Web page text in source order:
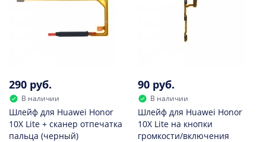
290 руб.
В наличии
Шлейф для Huawei Honor
10X Lite + сканер отпечатка
пальца (черный)
90 руб.
В наличии
Шлейф для Huawei Honor
10X Lite на кнопки
громкости/включения